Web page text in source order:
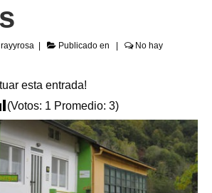
rayyrosa Publicado en
No hay
esta entrada!
(Votos: 1 Promedio: 3)